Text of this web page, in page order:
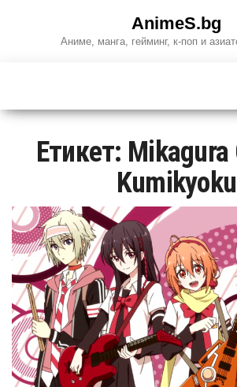
AnimeS.bg
Аниме, манга, гейминг, к-поп и
Етикет: Mikagura
Kumikyoku